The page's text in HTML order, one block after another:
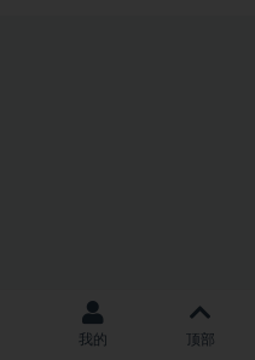
我的 顶部